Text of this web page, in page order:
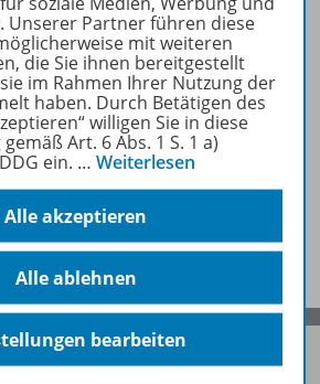
Service
Unserer Partner führen diese
mit weiteren
die Sie ihnen bereitgestellt
im Rahmen Ihrer Nutzung der
haben. Durch Betätigen des
willigen Sie in diese
Art. 6 Abs. 1 S. 1 a)
ein. … Weiterlesen
Alle akzeptieren
Alle ablehnen
bearbeiten